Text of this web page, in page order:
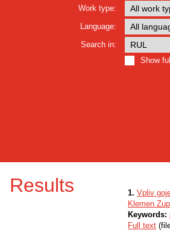
Work type:
Language:
Search in:
Show
Results 1. Vpliv
Klemen
Keywords:
Full text